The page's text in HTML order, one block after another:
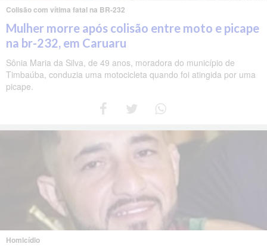
Colisão com vítima fatal na BR-232
Mulher morre após colisão entre moto e picape
na br-232, em Caruaru
Sônia Maria da Silva, de 49 anos, moradora do município de
Timbaúba, conduzia uma motocicleta quando foi atingida por uma
picape.
Homicídio